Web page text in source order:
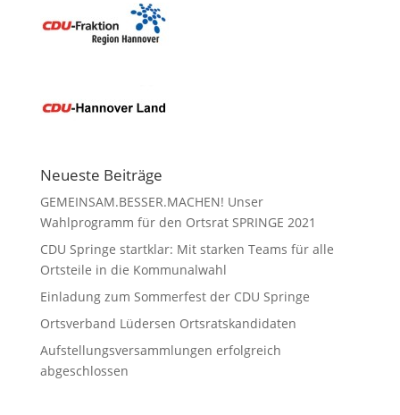
Neueste Beiträge
GEMEINSAM.BESSER.MACHEN! Unser
Wahlprogramm für den Ortsrat SPRINGE 2021
CDU Springe startklar: Mit starken Teams für alle
Ortsteile in die Kommunalwahl
Einladung zum Sommerfest der CDU Springe
Ortsverband Lüdersen Ortsratskandidaten
Aufstellungsversammlungen erfolgreich
abgeschlossen